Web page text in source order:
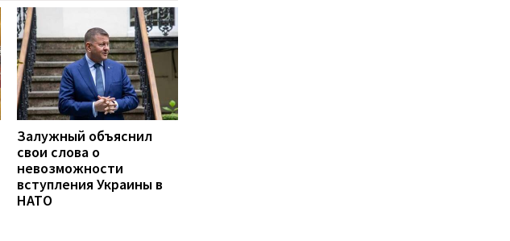
Залужный объяснил
свои слова о
невозможности
вступления Украины в
НАТО